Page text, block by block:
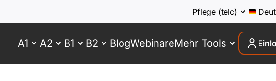
Pflege (telc)
A1 A2 B1 B2 BlogWebinareMehr Tools